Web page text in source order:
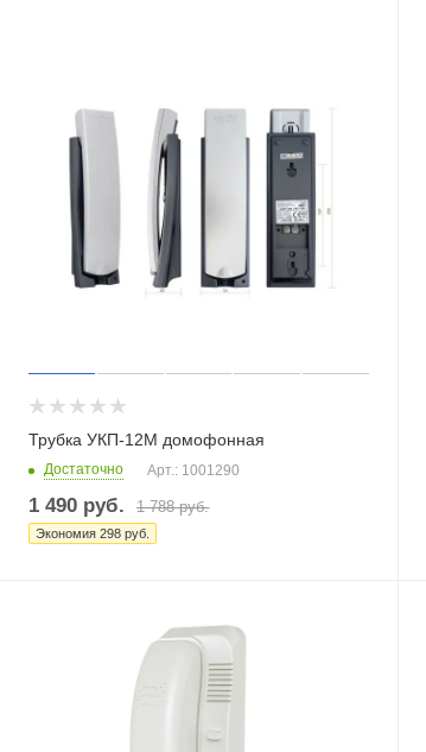
Трубка УКП-12М домофонная
Достаточно Арт.: 1001290
1 490 руб. 1 788руб.
Экономия 298 руб.